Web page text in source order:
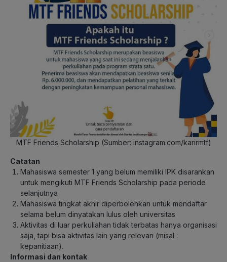
MTF Friends Scholarship (Sumber: instagram.com/karirmtf)
Catatan
Mahasiswa semester 1 yang belum memiliki IPK disarankan
untuk mengikuti MTF Friends Scholarship pada periode
selanjutnya
Mahasiswa tingkat akhir diperbolehkan untuk mendaftar
selama belum dinyatakan lulus oleh universitas
Aktivitas di luar perkuliahan tidak terbatas hanya organisasi
saja, tapi bisa aktivitas lain yang relevan (misal :
kepanitiaan).
Informasi dan kontak